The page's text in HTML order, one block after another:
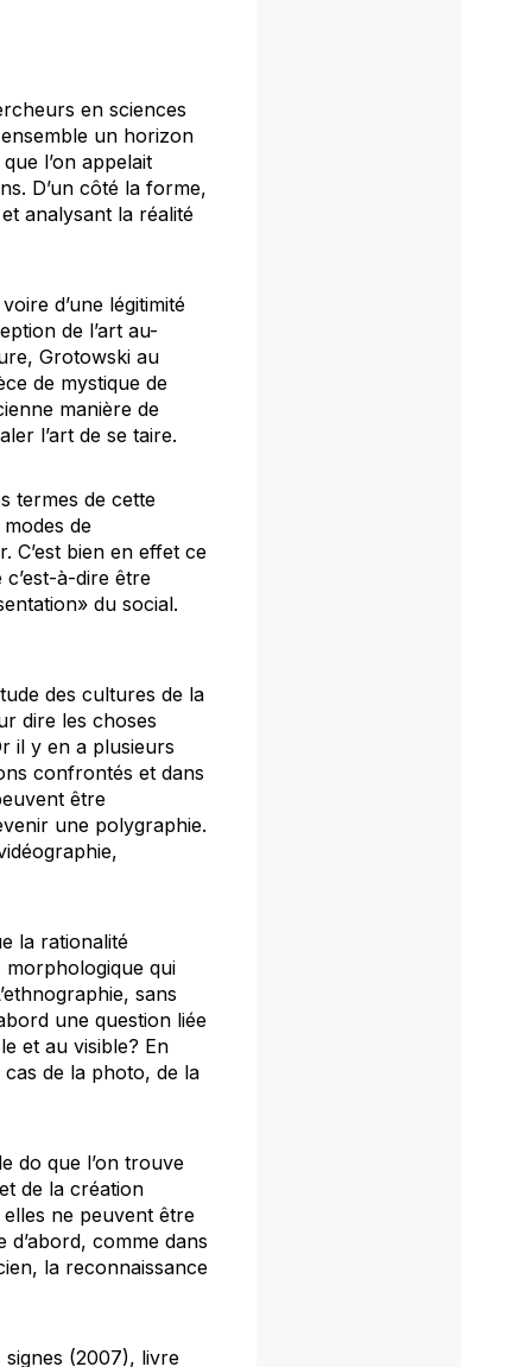
en sciences
un horizon
l’on appelait
D’un côté la forme,
analysant la réalité
d’une légitimité
de l’art au-
Grotowski au
de mystique de
manière de
l’art de se taire.
termes de cette
de
C’est bien en effet ce
à-dire être
du social.
des cultures de la
dire les choses
il y en a plusieurs
confrontés et dans
être
une polygraphie.
la rationalité
morphologique qui
sans
une question liée
et au visible? En
de la photo, de la
do que l’on trouve
de la création
elles ne peuvent être
comme dans
la reconnaissance
signes (2007), livre